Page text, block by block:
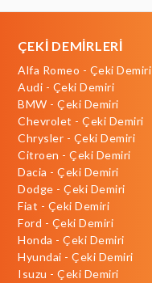
ÇEKİ DEMİRLERİ
Alfa Romeo - Çeki Demiri
Audi - Çeki Demiri
BMW - Çeki Demiri
Chevrolet - Çeki Demiri
Chrysler - Çeki Demiri
Citroen - Çeki Demiri
Dacia - Çeki Demiri
Dodge - Çeki Demiri
Fiat - Çeki Demiri
Ford - Çeki Demiri
Honda - Çeki Demiri
Hyundai - Çeki Demiri
Isuzu - Çeki Demiri